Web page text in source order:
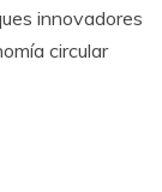
innovadores
circular